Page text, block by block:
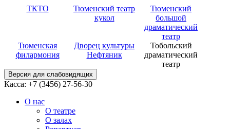
ТКТО
Тюменский театр
кукол
Тюменский
большой
драматический
театр
Тюменская
филармония
Дворец культуры
Нефтяник
Тобольский
драматический
театр
Версия для слабовидящих
Касса: +7 (3456) 27-56-30
О нас
О театре
О залах